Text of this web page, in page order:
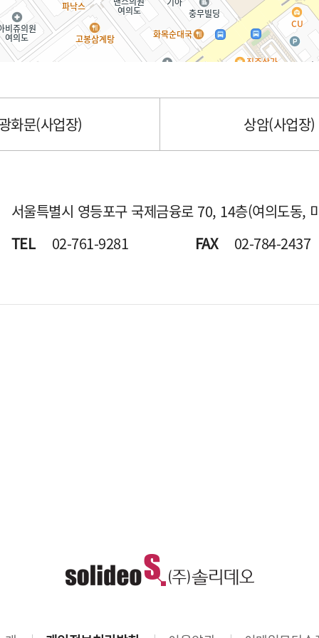
화문(사업장) 상암(사업장)
서울특별시 영등포구 국제금융로 70, 14층(여의도동,
TEL
02-761-9281 FAX 02-784-2437